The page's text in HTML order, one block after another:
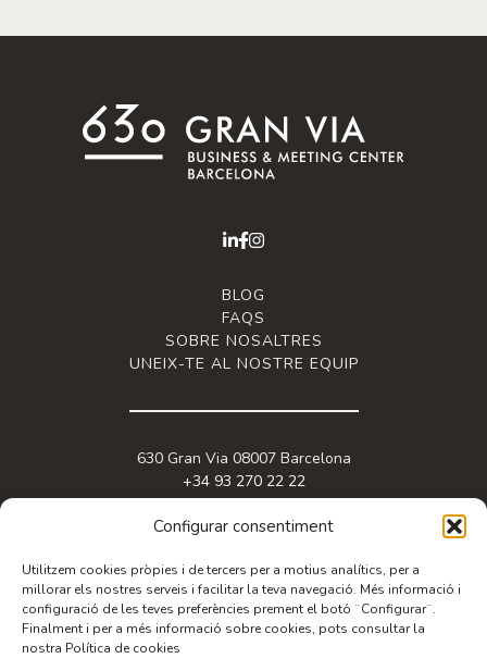
Configurar consentiment
Utilitzem cookies pròpies i de tercers per a motius analítics, per a
millorar els nostres serveis i facilitar la teva navegació. Més informació i
configuració de les teves preferències prement el botó ¨Configurar¨.
Finalment i per a més informació sobre cookies, pots consultar la
nostra Política de cookies
BLOG
FAQS
SOBRE NOSALTRES
UNEIX-TE AL NOSTRE EQUIP
630 Gran Via 08007 Barcelona
+34 93 270 22 22
info@granviabc.com